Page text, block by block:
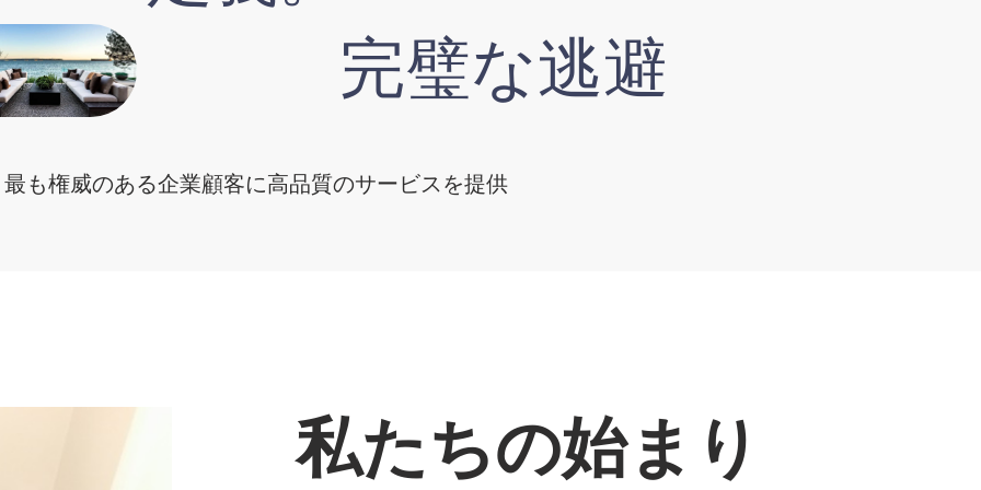
完璧な逃避
最も権威のある企業顧客に高品質のサービスを提供
私たちの始まり